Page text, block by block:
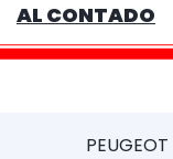
AL CONTADO
PEUGEOT